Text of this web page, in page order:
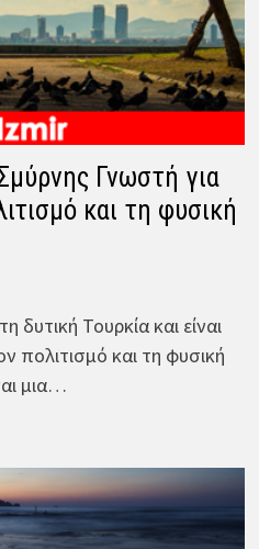
Γνωστή για
και τη φυσική
δυτική Τουρκία και είναι
πολιτισμό και τη φυσική
μια…